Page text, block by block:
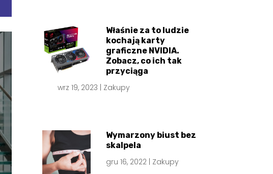
Właśnie za to ludzie
kochają karty
graficzne NVIDIA.
Zobacz, co ich tak
przyciąga
wrz 19, 2023 | Zakupy
Wymarzony biust bez
skalpela
gru 16, 2022 | Zakupy